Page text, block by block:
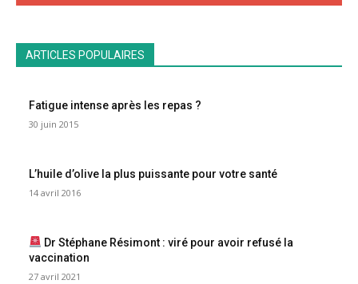
ARTICLES POPULAIRES
Fatigue intense après les repas ?
30 juin 2015
L’huile d’olive la plus puissante pour votre santé
14 avril 2016
Dr Stéphane Résimont : viré pour avoir refusé la
vaccination
27 avril 2021